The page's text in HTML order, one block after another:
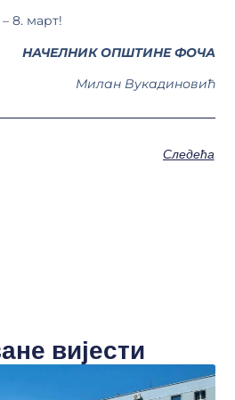
8. март!
НАЧЕЛНИК ОПШТИНЕ ФОЧА
Милан Вукадиновић
Следећа
вијести